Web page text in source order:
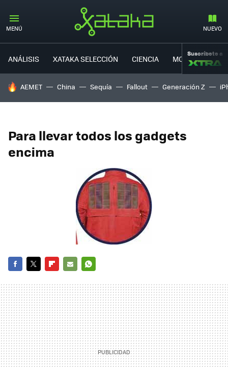
MENÚ NUEVO
ANÁLISIS XATAKA SELECCIÓN CIENCIA MOVILIDAD
Suscríbete a
HOY SE HABLA DE
AEMET China Sequía Fallout Generación Z
Para llevar todos los gadgets
encima
MAIL